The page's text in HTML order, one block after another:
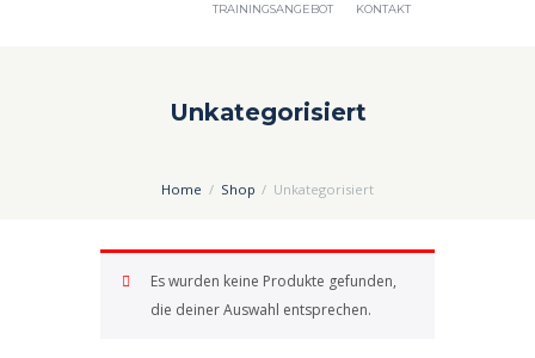
TRAININGSANGEBOT KONTAKT
Unkategorisiert
Home Shop Unkategorisiert
Es wurden keine Produkte gefunden,
die deiner Auswahl entsprechen.